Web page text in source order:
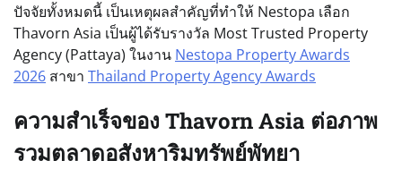
ปัจจัยทั้งหมดนี้ เป็นเหตุผลสำคัญที่ทำให้ Nestopa เลือก
Thavorn Asia เป็นผู้ได้รับรางวัล Most Trusted Property
Agency (Pattaya) ในงาน Nestopa Property Awards
2026 สาขา Thailand Property Agency Awards
ความสำเร็จของ Thavorn Asia ต่อภาพ
รวมตลาดอสังหาริมทรัพย์พัทยา